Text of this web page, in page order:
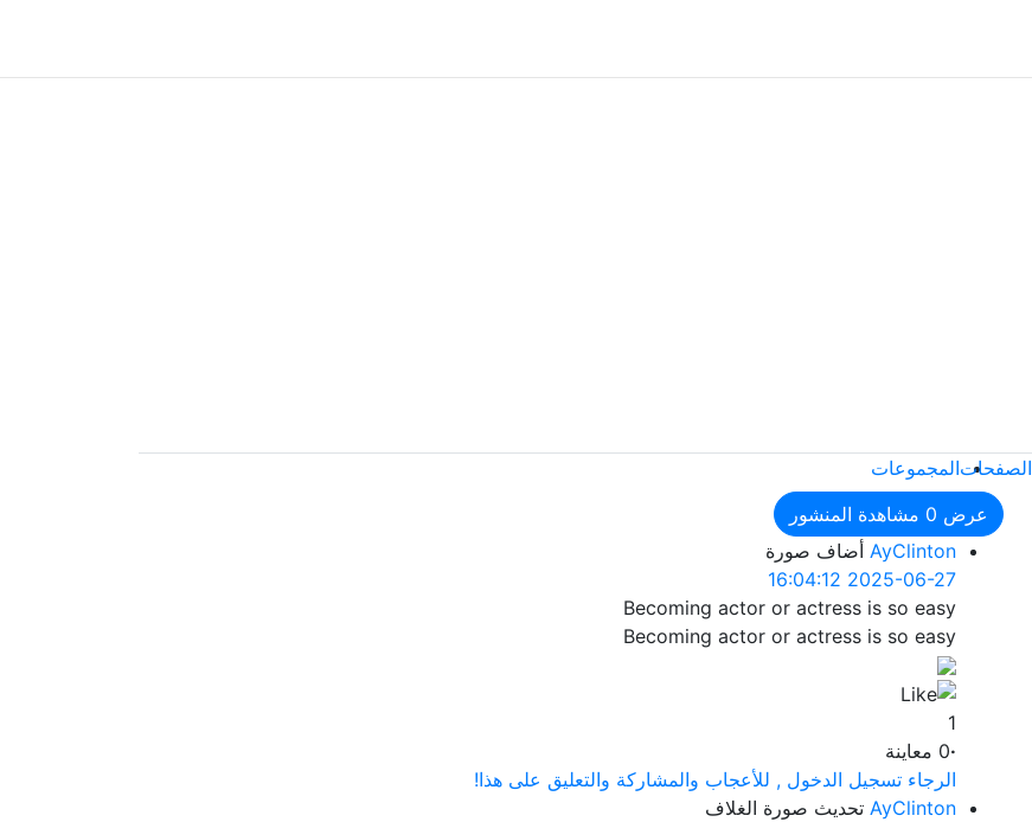
الصفحاتالمجموعات
عرض 0 مشاهدة المنشور
AyClinton أضاف صورة
2025-06-27 16:04:12
Becoming actor or actress is so easy
Becoming actor or actress is so easy
1
·0 معاينة
الرجاء تسجيل الدخول , للأعجاب والمشاركة والتعليق على هذا!
AyClinton تحديث صورة الغلاف